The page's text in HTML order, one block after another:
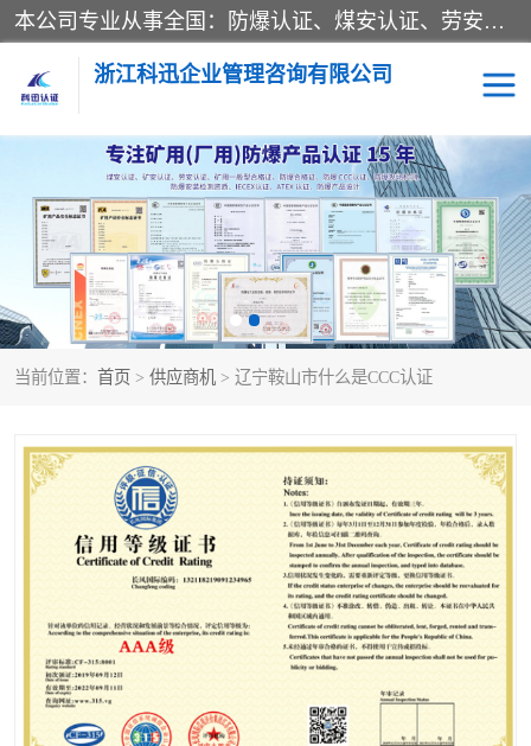
本公司专业从事全国：防爆认证、煤安认证、劳安认证、体系认证、产品认证、ATEX认证、IECEX认证、消防产品认证、生产认可证、验厂指导、认证技术支持、企业管理策划等一站式咨询服务。 用我们的智慧、经验、真诚与勤恳，分享成长的喜悦！ 全国24小时咨询热线：* 认证咨询：张老师（全国*）
浙江科迅企业管理咨询有限公司
当前位置： 首页 > 供应商机 > 辽宁鞍山市什么是CCC认证
煤安认证 防爆CCC认证
防爆合格证 矿安认证
劳安认证